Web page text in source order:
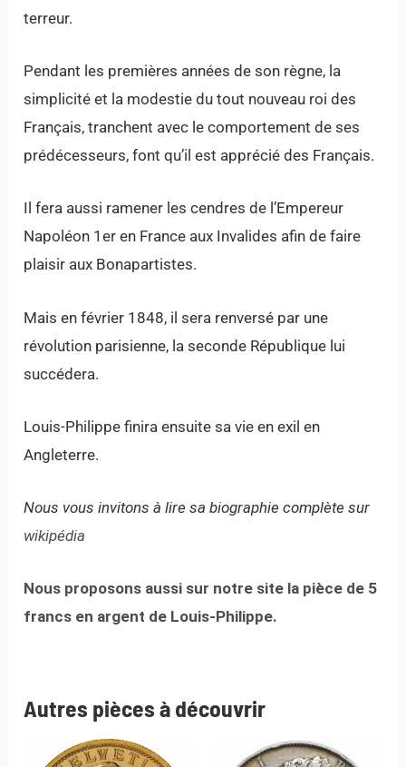
terreur.
Pendant les premières années de son règne, la
simplicité et la modestie du tout nouveau roi des
Français, tranchent avec le comportement de ses
prédécesseurs, font qu’il est apprécié des Français.
Il fera aussi ramener les cendres de l’Empereur
Napoléon 1er en France aux Invalides afin de faire
plaisir aux Bonapartistes.
Mais en février 1848, il sera renversé par une
révolution parisienne, la seconde République lui
succédera.
Louis-Philippe finira ensuite sa vie en exil en
Angleterre.
Nous vous invitons à lire sa biographie complète sur
wikipédia
Nous proposons aussi sur notre site la pièce de 5
francs en argent de Louis-Philippe.
Autres pièces à découvrir